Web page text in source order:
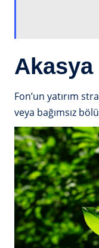
Akasya
Fon’un yatırım
veya bağımsız